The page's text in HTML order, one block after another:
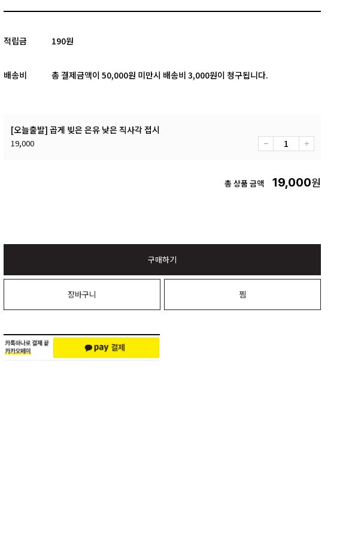
적립금 190원
배송비 총 결제금액이 50,000원 미만시 배송비 3,000원이 청구됩니다.
[오늘출발] 곱게 빚은 은유 낮은 직사각 접시
19,000
총 상품 금액 19,000원
구매하기
장바구니 찜